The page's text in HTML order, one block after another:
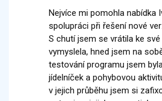
Nejvíce mi pomohla nabídka
spolupráci při řešení nové
S chutí jsem se vrátila ke
vymyslela, hned jsem na
testování programu jsem
jídelníček a pohybovou
v jejich průběhu jsem si